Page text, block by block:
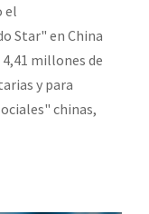
el
Star" en China
millones de
y para
chinas,